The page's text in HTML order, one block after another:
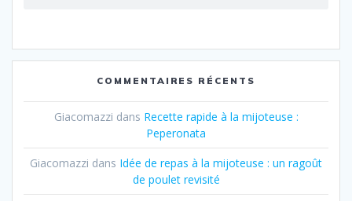
COMMENTAIRES RÉCENTS
Giacomazzi dans Recette rapide à la mijoteuse :
Peperonata
Giacomazzi dans Idée de repas à la mijoteuse : un ragoût
de poulet revisité